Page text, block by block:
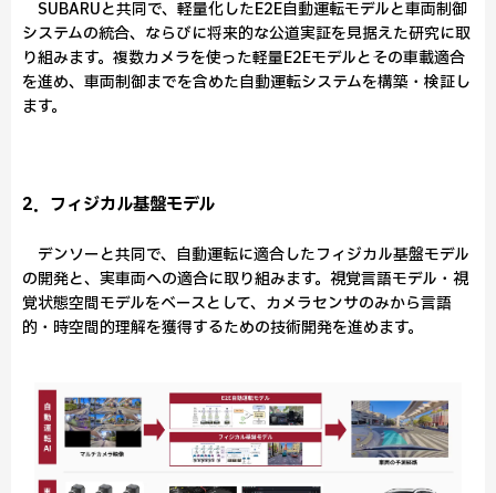
SUBARUと共同で、軽量化したE2E自動運転モデルと車両制御
システムの統合、ならびに将来的な公道実証を見据えた研究に取
り組みます。複数カメラを使った軽量E2Eモデルとその車載適合
を進め、車両制御までを含めた自動運転システムを構築・検証し
ます。
2．フィジカル基盤モデル
デンソーと共同で、自動運転に適合したフィジカル基盤モデル
の開発と、実車両への適合に取り組みます。視覚言語モデル・視
覚状態空間モデルをベースとして、カメラセンサのみから言語
的・時空間的理解を獲得するための技術開発を進めます。